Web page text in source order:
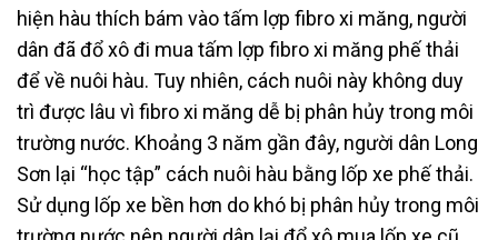
hiện hàu thích bám vào tấm lợp fibro xi măng, người
dân đã đổ xô đi mua tấm lợp fibro xi măng phế thải
để về nuôi hàu. Tuy nhiên, cách nuôi này không duy
trì được lâu vì fibro xi măng dễ bị phân hủy trong môi
trường nước. Khoảng 3 năm gần đây, người dân Long
Sơn lại “học tập” cách nuôi hàu bằng lốp xe phế thải.
Sử dụng lốp xe bền hơn do khó bị phân hủy trong môi